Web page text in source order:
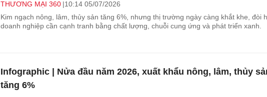
THƯƠNG MẠI 360 10:14 05/07/2026
Kim ngạch nông, lâm, thủy sản tăng 6%, nhưng thị trường ngày càng khắt khe, đòi
doanh nghiệp cần cạnh tranh bằng chất lượng, chuỗi cung ứng và phát triển xanh.
Infographic | Nửa đầu năm 2026, xuất khẩu nông, lâm, thủy
tăng 6%